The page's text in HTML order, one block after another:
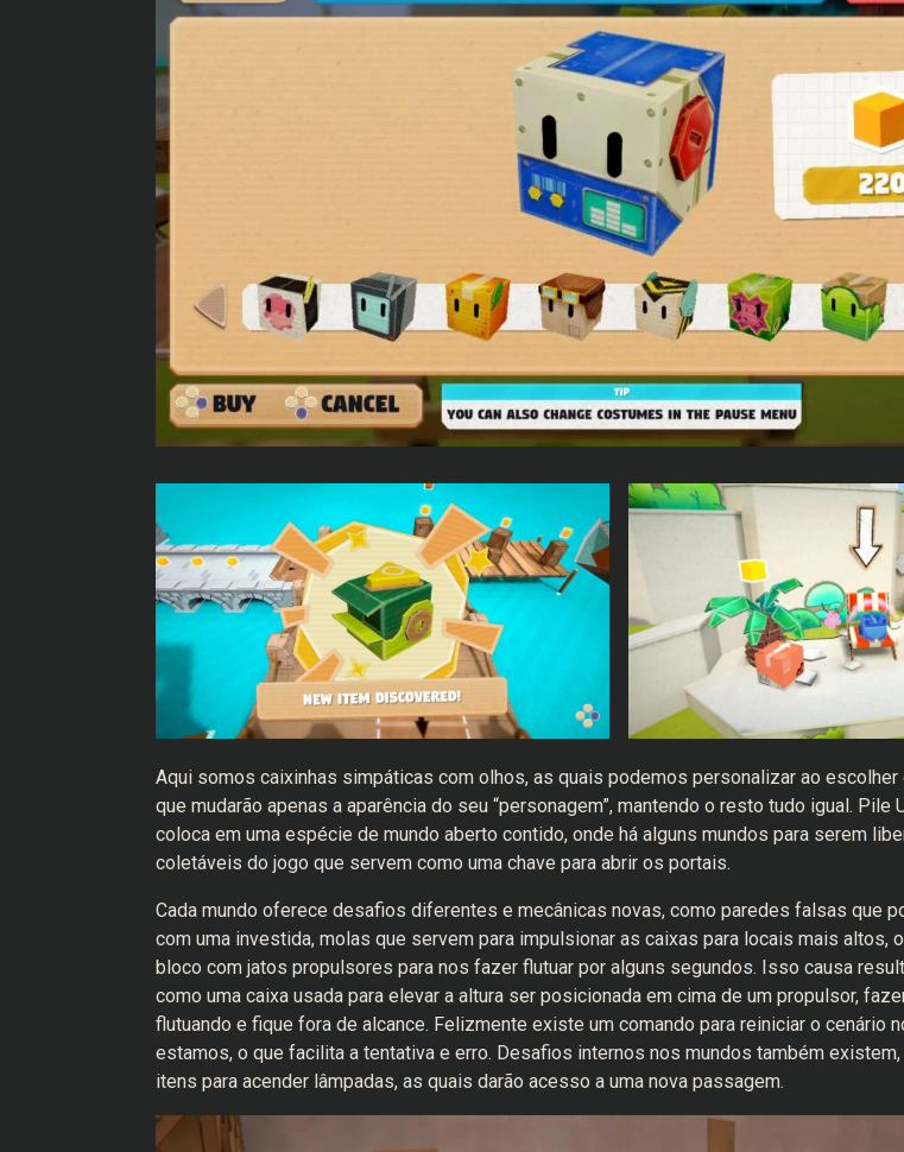
Aqui somos caixinhas simpáticas com olhos, as quais podemos personalizar ao escolher
que mudarão apenas a aparência do seu “personagem”, mantendo o resto tudo igual. Pile
coloca em uma espécie de mundo aberto contido, onde há alguns mundos para serem
coletáveis do jogo que servem como uma chave para abrir os portais.
Cada mundo oferece desafios diferentes e mecânicas novas, como paredes falsas que
com uma investida, molas que servem para impulsionar as caixas para locais mais altos,
bloco com jatos propulsores para nos fazer flutuar por alguns segundos. Isso causa
como uma caixa usada para elevar a altura ser posicionada em cima de um propulsor,
flutuando e fique fora de alcance. Felizmente existe um comando para reiniciar o cenário
estamos, o que facilita a tentativa e erro. Desafios internos nos mundos também
itens para acender lâmpadas, as quais darão acesso a uma nova passagem.